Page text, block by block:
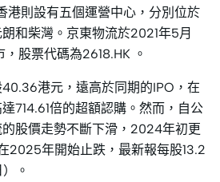
港則設有五個運營中心，分別位於
和柴灣。京東物流於2021年5月
股票代碼為2618.HK 。
港元，遠高於同期的IPO，在
714.61倍的超額認購。然而，自公
股價走勢不斷下滑，2024年初更
2025年開始止跌，最新報每股13.2
。